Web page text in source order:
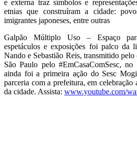
e externa traz símbolos e
etnias que construíram a cidade:
imigrantes japoneses, entre outras
Galpão Múltiplo Uso – Espaço
espetáculos e exposições foi palco da
Nando e Sebastião Reis, transmitido
São Paulo pelo #EmCasaComSesc,
ainda foi a primeira ação do Sesc
parceria com a prefeitura, em celebração
da cidade. Assista: www.youtube.com/